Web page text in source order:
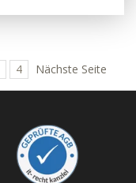
4 Nächste Seite